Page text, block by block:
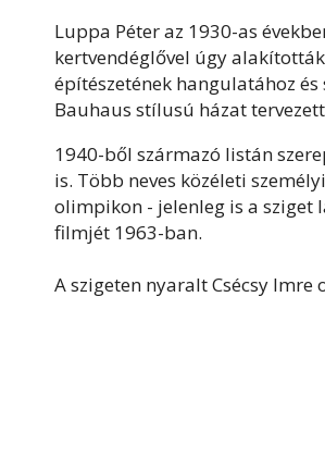
Luppa Péter az 1930-as
kertvendéglővel úgy
építészetének hangulatához
Bauhaus stílusú házat
1940-ből származó listán
is. Több neves közéleti
olimpikon - jelenleg is a sziget
filmjét 1963-ban.
A szigeten nyaralt Csécsy